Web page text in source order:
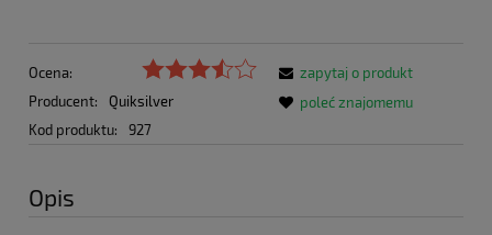
Ocena:
Producent:
Quiksilver
Kod produktu:
927
zapytaj o produkt
poleć znajomemu
Opis